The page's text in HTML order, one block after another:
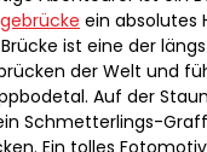
ein absolutes
ist eine der
der Welt und
Auf der
Schmetterlings-
Ein tolles